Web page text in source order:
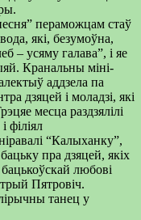
пераможцам стаў
які, безумоўна,
– усяму галава”, і яе
Кранальны міні-
аддзела па
дзяцей і моладзі, які
месца раздзялілі
філіял
“Калыханку”,
пра дзяцей, якіх
любові
Пятровіч.
танец у